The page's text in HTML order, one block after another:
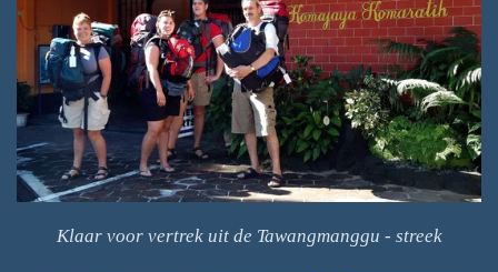
Klaar voor vertrek uit de Tawangmanggu - streek